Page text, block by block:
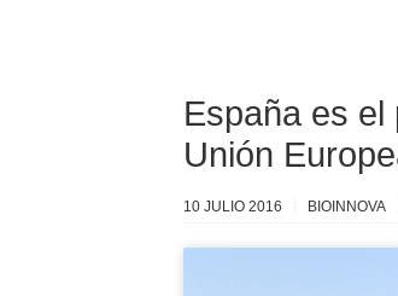
España es
Unión
10 JULIO 2016 BIOINNOVA